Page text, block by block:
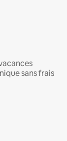
sans frais